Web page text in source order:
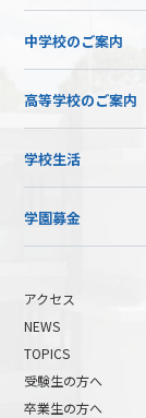
中学校のご案内
高等学校のご案内
学校生活
学園募金
アクセス
NEWS
TOPICS
受験生の方へ
卒業生の方へ